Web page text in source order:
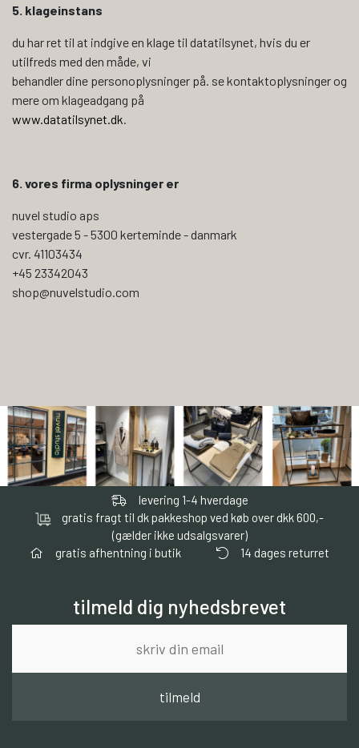
5. klageinstans
du har ret til at indgive en klage til datatilsynet, hvis du er
utilfreds med den måde, vi
behandler dine personoplysninger på. se kontaktoplysninger og
mere om klageadgang på
www.datatilsynet.dk.
6. vores firma oplysninger er
nuvel studio aps
vestergade 5 - 5300 kerteminde - danmark
cvr. 41103434
+45 23342043
shop@nuvelstudio.com
levering 1-4 hverdage
gratis fragt til dk pakkeshop ved køb over dkk 600,-
(gælder ikke udsalgsvarer)
gratis afhentning i butik
14 dages returret
tilmeld dig nyhedsbrevet
tilmeld